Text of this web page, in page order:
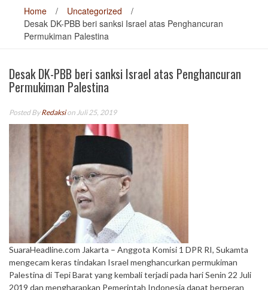
Home / Uncategorized
/
Desak DK-PBB beri sanksi Israel atas Penghancuran
Permukiman Palestina
Desak DK-PBB beri sanksi Israel atas Penghancuran
Permukiman Palestina
Posted ByRedaksion Juli 25, 2019
SuaraHeadline.com Jakarta – Anggota Komisi 1 DPR RI, Sukamta
mengecam keras tindakan Israel menghancurkan permukiman
Palestina di Tepi Barat yang kembali terjadi pada hari Senin 22 Juli
2019 dan mengharapkan Pemerintah Indonesia dapat berperan